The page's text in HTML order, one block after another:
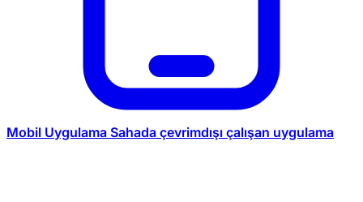
Mobil Uygulama Sahada çevrimdışı çalışan uygulama